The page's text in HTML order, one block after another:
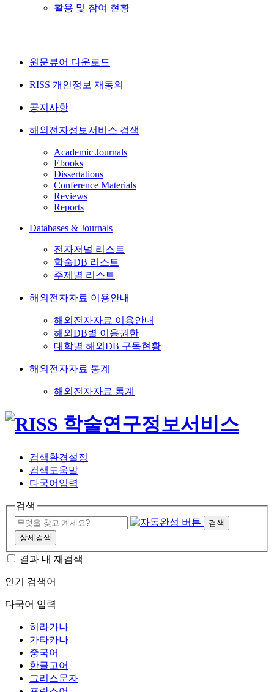
활용 및 참여 현황
원문뷰어 다운로드
RISS 개인정보 재동의
공지사항
해외전자정보서비스 검색
Academic Journals
Ebooks
Dissertations
Conference Materials
Reviews
Reports
Databases & Journals
전자저널 리스트
학술DB 리스트
주제별 리스트
해외전자자료 이용안내
해외전자자료 이용안내
해외DB별 이용권한
대학별 해외DB 구독현황
해외전자자료 통계
해외전자자료 통계
검색환경설정
검색도움말
다국어입력
검색
검색
상세검색
결과 내 재검색
인기 검색어
다국어 입력
히라가나
가타카나
중국어
한글고어
그리스문자